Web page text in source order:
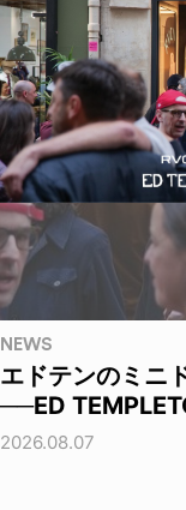
NEWS
エドテンのミニ
──ED
2026.08.07